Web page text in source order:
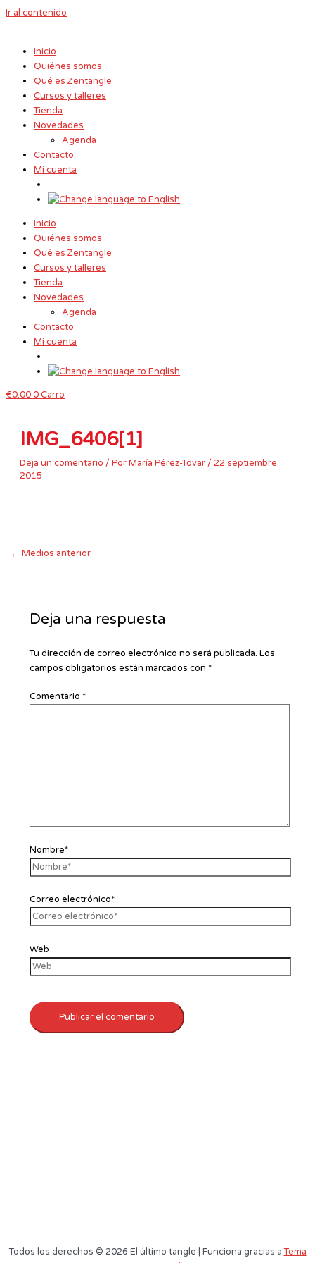
Ir al contenido
Inicio
Quiénes somos
Qué es Zentangle
Cursos y talleres
Tienda
Novedades
Agenda
Contacto
Mi cuenta
Inicio
Quiénes somos
Qué es Zentangle
Cursos y talleres
Tienda
Novedades
Agenda
Contacto
Mi cuenta
€0.000Carro
IMG_6406[1]
Deja un comentario / PorMaría Pérez-Tovar / 22 septiembre
2015
← Medios anterior
Deja una respuesta
Tu dirección de correo electrónico no será publicada. Los
campos obligatorios están marcados con *
Comentario *
Nombre*
Correo electrónico*
Web
Todos los derechos © 2026 El último tangle | Funciona gracias aTema